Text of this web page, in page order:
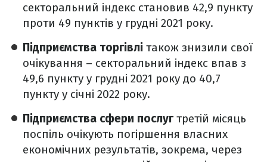
секторальний індекс становив 42,9 пункту
проти 49 пунктів у грудні 2021 року.
Підприємства торгівлі також знизили свої
очікування – секторальний індекс впав з
49,6 пункту у грудні 2021 року до 40,7
пункту у січні 2022 року.
Підприємства сфери послугтретій місяць
поспіль очікують погіршення власних
економічних результатів, зокрема, через